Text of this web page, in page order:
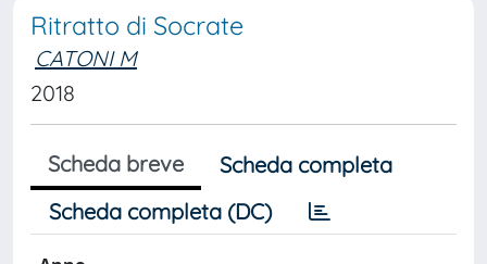
Ritratto di Socrate
CATONI M
2018
Scheda breve
Scheda completa
Scheda completa (DC)